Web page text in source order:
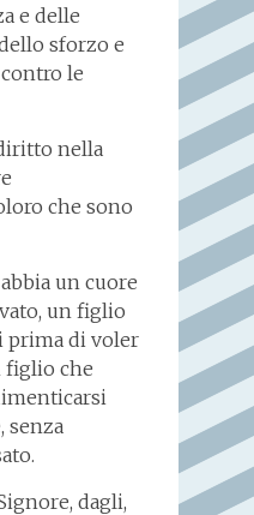
e delle
sforzo e
le
nella
che sono
un cuore
un figlio
prima di voler
figlio che
senza
dagli,